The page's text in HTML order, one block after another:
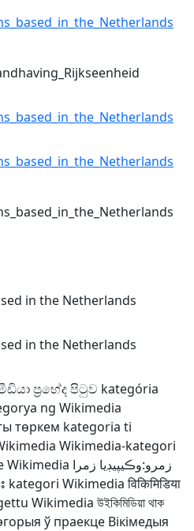
in the Netherlands
in the Netherlands
ප්‍රභේද පිටුව kategória
ng Wikimedia
төркем kategoria ti
Wikimedia-kategori
Wikimedia زمرو:وڪيپيڊيا زمرا
kategori Wikimedia विकिमिडिया
Wikimedia উইকিমিডিয়া থাক
ў праекце Вікімедыя